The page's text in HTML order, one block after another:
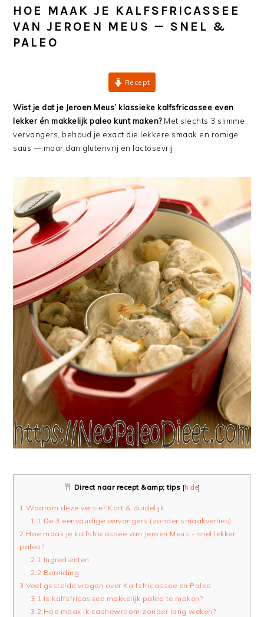
HOE MAAK JE KALFSFRICASSEE
VAN JEROEN MEUS — SNEL &
PALEO
Recept
Wist je dat je Jeroen Meus’ klassieke kalfsfricassee even
lekker én makkelijk paleo kunt maken?Met slechts 3 slimme
vervangers, behoud je exact die lekkere smaak en romige
saus — maar dan glutenvrij en lactosevrij.
Direct naar recept &amp; tips [hide]
1 Waarom deze versie? Kort & duidelijk
1.1 De 3 eenvoudige vervangers (zonder smaakverlies)
2 Hoe maak je kalfsfricassee van Jeroen Meus - snel lekker
paleo?
2.1 Ingrediënten
2.2 Bereiding
3 Veel gestelde vragen over Kalfsfricassee en Paleo
3.1 Is kalfsfricassee makkelijk paleo te maken?
3.2 Hoe maak ik cashewroom zonder lang weken?